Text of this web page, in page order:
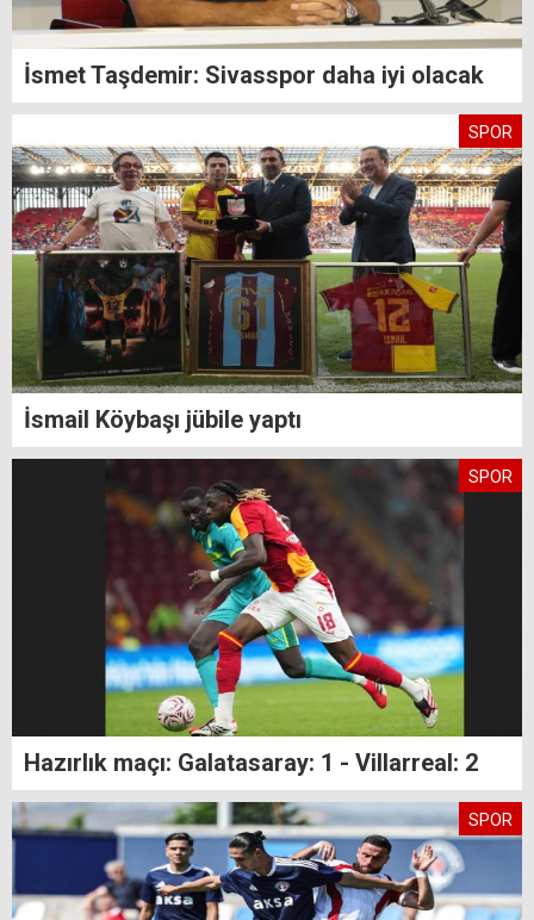
İsmet Taşdemir: Sivasspor daha iyi olacak
SPOR
İsmail Köybaşı jübile yaptı
SPOR
Hazırlık maçı: Galatasaray: 1 - Villarreal: 2
SPOR